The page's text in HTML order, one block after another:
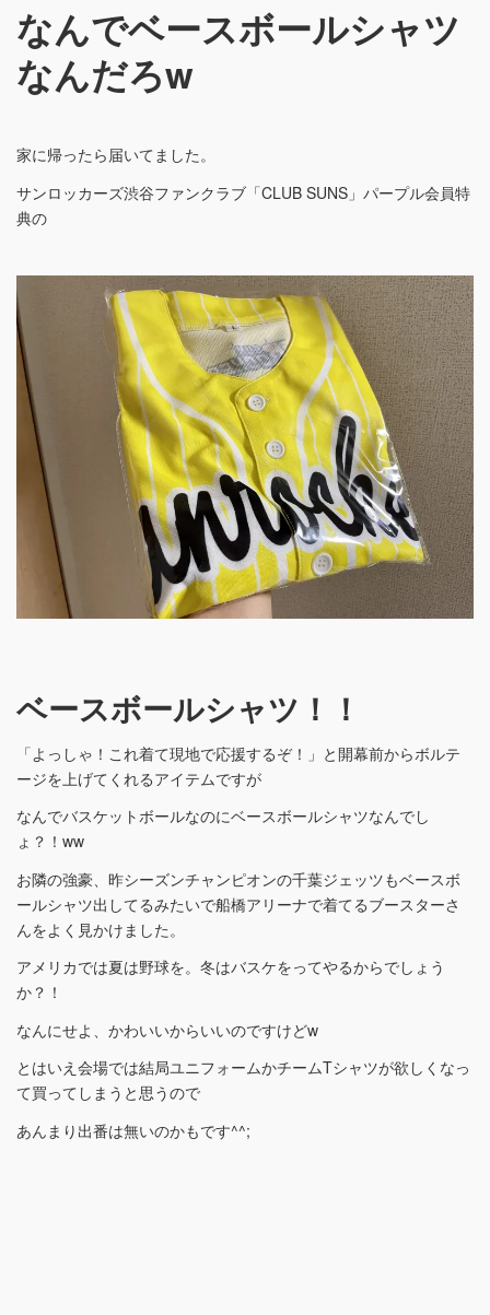
なんでベースボールシャツ
なんだろw
家に帰ったら届いてました。
サンロッカーズ渋谷ファンクラブ「CLUB SUNS」パープル会員特
典の
ベースボールシャツ！！
「よっしゃ！これ着て現地で応援するぞ！」と開幕前からボルテ
ージを上げてくれるアイテムですが
なんでバスケットボールなのにベースボールシャツなんでし
ょ？！ww
お隣の強豪、昨シーズンチャンピオンの千葉ジェッツもベースボ
ールシャツ出してるみたいで船橋アリーナで着てるブースターさ
んをよく見かけました。
アメリカでは夏は野球を。冬はバスケをってやるからでしょう
か？！
なんにせよ、かわいいからいいのですけどw
とはいえ会場では結局ユニフォームかチームTシャツが欲しくなっ
て買ってしまうと思うので
あんまり出番は無いのかもです^^;